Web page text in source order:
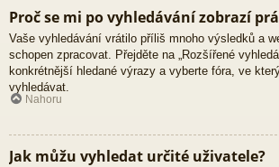
Proč se mi po vyhledávání zobrazí
Vaše vyhledávání vrátilo příliš mnoho výsledků a
schopen zpracovat. Přejděte na „Rozšířené
konkrétnější hledané výrazy a vyberte fóra, ve
vyhledávat.
Nahoru
Jak můžu vyhledat určité uživatele?